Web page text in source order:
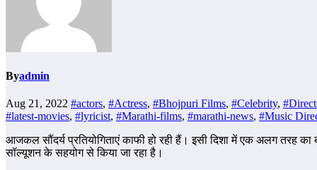
Byadmin
Aug 21, 2022 #actors, #Actress, #Bhojpuri Films, #Celebrity,
#latest-movies, #lyricist, #Marathi-films, #marathi-news, #Music
आजकल सौंदर्य प्रतियोगिताएं काफी हो रही हैं। इसी दिशा में एक अलग तरह
सॉल्यूशन के सहयोग से किया जा रहा है।